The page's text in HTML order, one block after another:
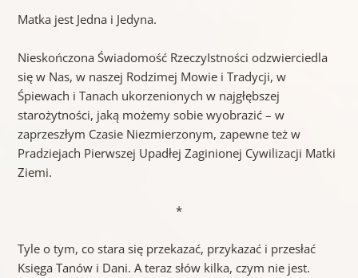
Matka jest Jedna i Jedyna.
Nieskończona Świadomość RzeczyIstności odzwierciedla
się w Nas, w naszej Rodzimej Mowie i Tradycji, w
Śpiewach i Tanach ukorzenionych w najgłębszej
starożytności, jaką możemy sobie wyobrazić – w
zaprzeszłym Czasie Niezmierzonym, zapewne też w
Pradziejach Pierwszej Upadłej Zaginionej Cywilizacji Matki
Ziemi.
*
Tyle o tym, co stara się przekazać, przykazać i przesłać
Księga Tanów i Dani. A teraz słów kilka, czym nie jest.